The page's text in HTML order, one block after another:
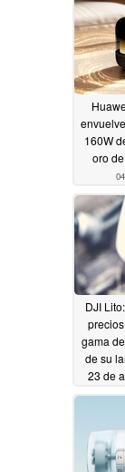
160W
oro
DJI
gama
de su
23 de